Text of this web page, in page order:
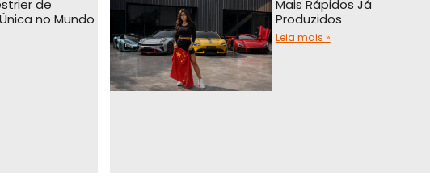
de
no Mundo
Mais Rápidos Já
Produzidos
Leia mais »